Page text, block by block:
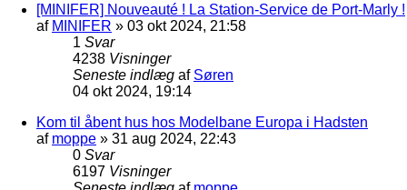
[MINIFER] Nouveauté ! La Station-Service de Port-Marly !
af MINIFER » 03 okt 2024, 21:58
1 Svar
4238 Visninger
Seneste indlæg af Søren
04 okt 2024, 19:14
Kom til åbent hus hos Modelbane Europa i Hadsten
af moppe » 31 aug 2024, 22:43
0 Svar
6197 Visninger